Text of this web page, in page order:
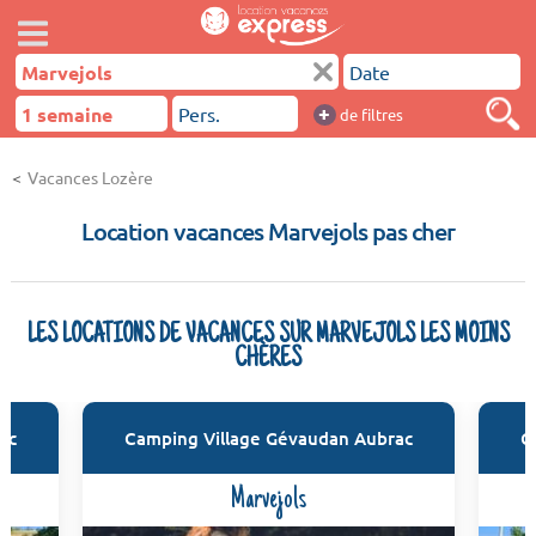
+ de filtres
Vacances Lozère
Location vacances Marvejols pas cher
LES LOCATIONS DE VACANCES SUR MARVEJOLS LES MOINS
CHÈRES
Camping Village Gévaudan Aubrac
Marvejols